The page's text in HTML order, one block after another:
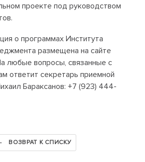
проекте под руководством
о программах Института
размещена на сайте
любые вопросы, связанные с
ответит секретарь приемной
Бараксанов: +7 (923) 444-
ВОЗВРАТ К СПИСКУ